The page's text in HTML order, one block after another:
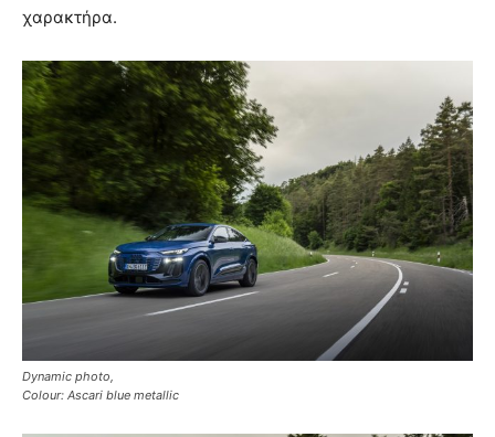
χαρακτήρα.
Dynamic photo,
Colour: Ascari blue metallic